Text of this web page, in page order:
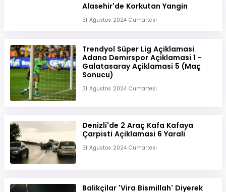
Alasehir'de Korkutan Yangin
31 Ağustos 2024 Cumartesi
Trendyol Süper Lig Açiklamasi
Adana Demirspor Açiklamasi 1 -
Galatasaray Açiklamasi 5 (Maç
Sonucu)
31 Ağustos 2024 Cumartesi
Denizli'de 2 Araç Kafa Kafaya
Çarpisti Açiklamasi 6 Yarali
31 Ağustos 2024 Cumartesi
Balikçilar 'Vira Bismillah' Diyerek